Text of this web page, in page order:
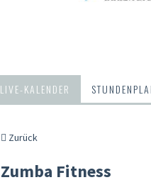
LIVE-KALENDER
Zurück
Zumba Fitness